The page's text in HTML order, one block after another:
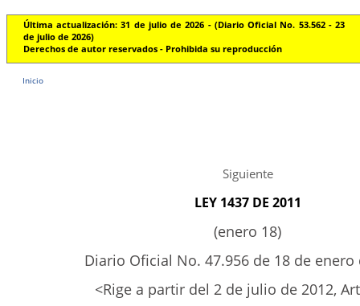
Última actualización: 31 de julio de 2026 - (Diario Oficial No. 53.562 - 23
de julio de 2026)
Derechos de autor reservados - Prohibida su reproducción
Inicio
Siguiente
LEY 1437 DE 2011
(enero 18)
Diario Oficial No. 47.956 de 18 de enero
<Rige a partir del 2 de julio de 2012,